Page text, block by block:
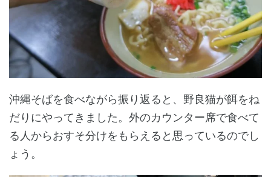
沖縄そばを食べながら振り返ると、野良猫が餌をね
だりにやってきました。外のカウンター席で食べて
る人からおすそ分けをもらえると思っているのでし
ょう。